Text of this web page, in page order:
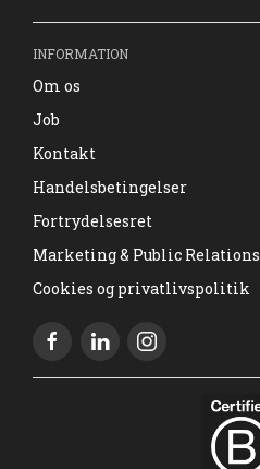
INFORMATION
Om os
Job
Kontakt
Handelsbetingelser
Fortrydelsesret
Marketing & Public Relations
Cookies og privatlivspolitik